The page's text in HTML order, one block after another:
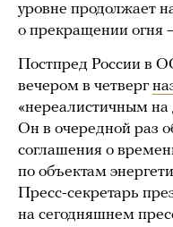
уровне продолжает
о прекращении огня
Постпред России в
вечером в четверг
«нереалистичным на
Он в очередной раз
соглашения о
по объектам
Пресс-секретарь
на сегодняшнем